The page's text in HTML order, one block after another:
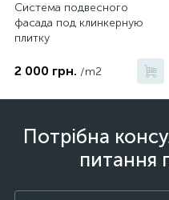
Система подвесного
фасада под клинкерную
плитку
2 000 грн. /m2
Потрібна
питання